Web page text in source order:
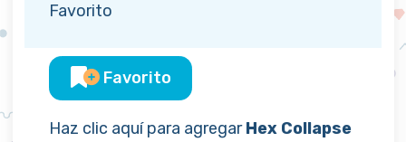
Favorito
Favorito
Haz clic aquí para agregarHex Collapse